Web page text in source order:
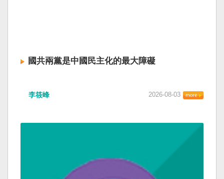
國共兩黨是中國民主化的最大障礙
李筱峰 2026-08-03